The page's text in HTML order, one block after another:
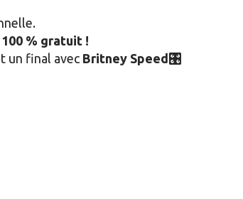
100 % gratuit !
un final avec Britney Speed🎛️